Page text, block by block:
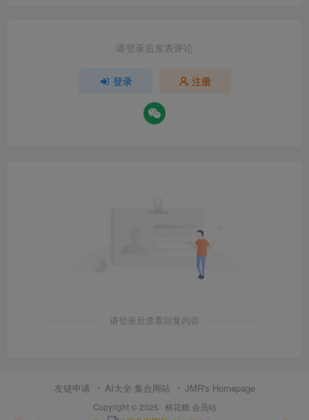
请登录后发表评论
登录 注册
请登录后查看回复内容
友链申请 AI大全 集合网站 JMR's Homepage
Copyright © 2025 · 棉花糖 会员站